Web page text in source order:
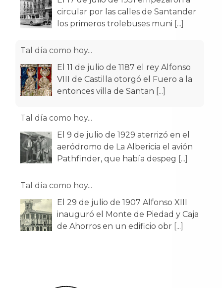
El 11 de julio de 1187 el rey Alfonso
VIII de Castilla otorgó el Fuero a la
entonces villa de Santan [...]
Tal día como hoy...
El 9 de julio de 1929 aterrizó en el
aeródromo de La Albericia el avión
Pathfinder, que había despeg
Tal día como hoy...
El 29 de julio de 1907 Alfonso XIII
inauguró el Monte de Piedad y Caja
de Ahorros en un edificio obr[...]
Tal día como hoy...
El 26 de julio de 1943 es inaugurada
la nueva Estación del Norte para
trenes de ancho ibérico. Esta [...]